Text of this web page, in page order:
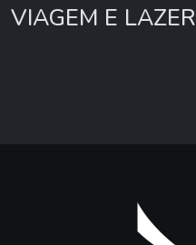
VIAGEM E LAZER